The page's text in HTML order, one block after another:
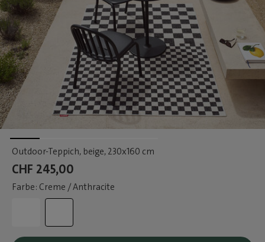
Outdoor-Teppich, beige, 230x160 cm
CHF 245,00
Farbe: Creme / Anthracite